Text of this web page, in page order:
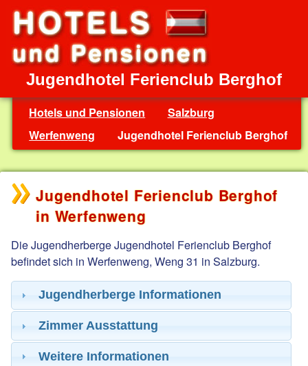
Jugendhotel Ferienclub Berghof
Hotels und Pensionen
Salzburg
Werfenweng
Jugendhotel Ferienclub Berghof
Jugendhotel Ferienclub Berghof
in Werfenweng
Die Jugendherberge Jugendhotel Ferienclub Berghof
befindet sich in Werfenweng, Weng 31 in Salzburg.
Jugendherberge Informationen
Zimmer Ausstattung
Weitere Informationen